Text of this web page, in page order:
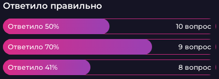
Ответило правильно
Ответило 50% 10 вопрос
Ответило 50%
Ответило 70% 9 вопрос
Ответило 70%
Ответило 41% 8 вопрос
Ответило 41%